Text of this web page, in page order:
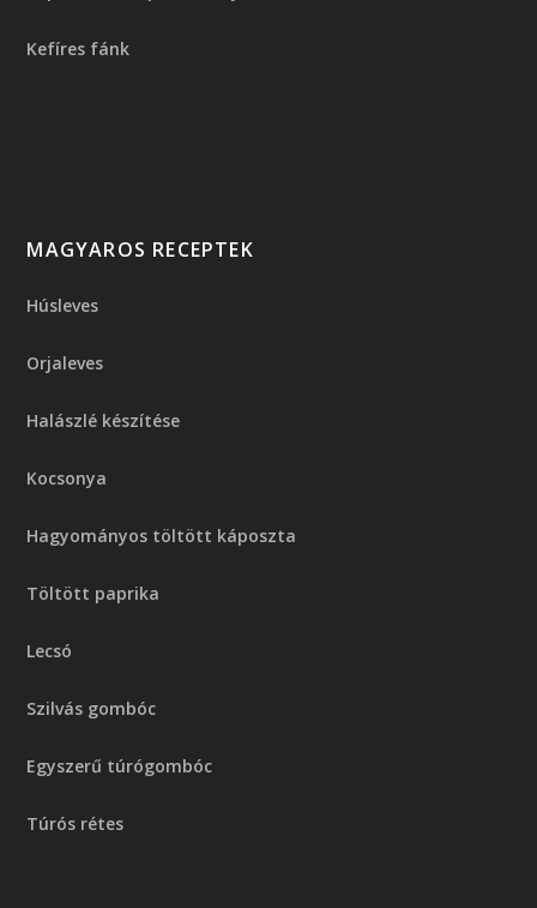
Kefíres fánk
MAGYAROS RECEPTEK
Húsleves
Orjaleves
Halászlé készítése
Kocsonya
Hagyományos töltött káposzta
Töltött paprika
Lecsó
Szilvás gombóc
Egyszerű túrógombóc
Túrós rétes